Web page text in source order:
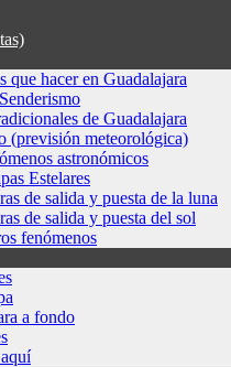
que hacer en Guadalajara
de Guadalajara
(previsión meteorológica)
astronómicos
Estelares
de salida y puesta de la luna
de salida y puesta del sol
fenómenos
a fondo